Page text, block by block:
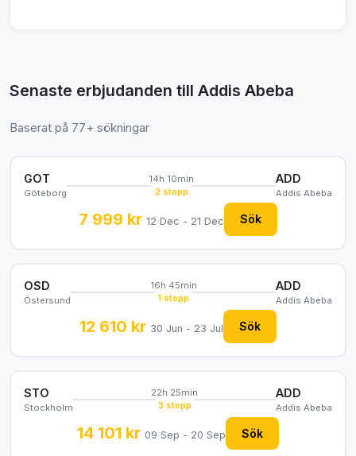
Senaste erbjudanden till Addis Abeba
Baserat på 77+ sökningar
GOT
Göteborg
14h 10min
2 stopp
ADD
Addis Abeba
7 999 kr 12 Dec - 21 Dec Sök
OSD
Östersund
16h 45min
1 stopp
ADD
Addis Abeba
12 610 kr 30 Jun - 23 Jul Sök
STO
Stockholm
22h 25min
3 stopp
ADD
Addis Abeba
14 101 kr 09 Sep - 20 Sep Sök